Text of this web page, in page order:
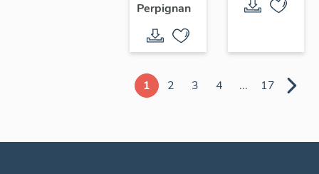
boucles
d'oreille
Perpignan
1 2 3 4 ... 17